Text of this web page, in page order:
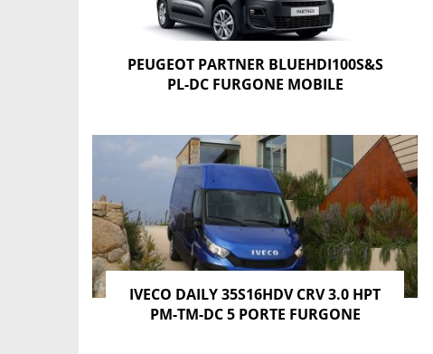
PEUGEOT PARTNER BLUEHDI100S&S
PL-DC FURGONE MOBILE
IVECO DAILY 35S16HDV CRV 3.0 HPT
PM-TM-DC 5 PORTE FURGONE